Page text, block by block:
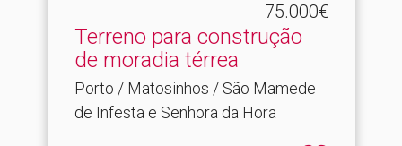
75.000€
Terreno para construção
de moradia térrea
Porto / Matosinhos / São Mamede
de Infesta e Senhora da Hora